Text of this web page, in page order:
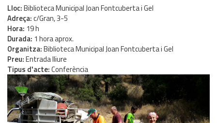
Lloc Biblioteca Municipal Joan Fontcuberta i Gel
Adreça c/Gran, 3-5
Hora 19 h
Durada 1 hora aprox.
Organitza Biblioteca Municipal Joan Fontcuberta i Gel
Preu Entrada lliure
Tipus d'acte Conferència